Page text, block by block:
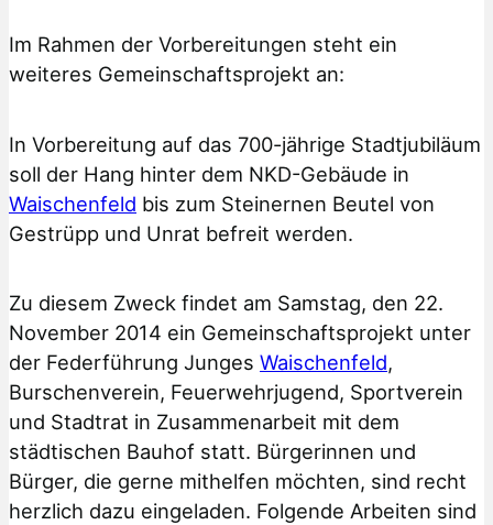
Im Rahmen der Vorbereitungen steht ein
weiteres Gemeinschaftsprojekt an:
In Vorbereitung auf das 700-jährige Stadtjubiläum
soll der Hang hinter dem NKD-Gebäude in
Waischenfeld bis zum Steinernen Beutel von
Gestrüpp und Unrat befreit werden.
Zu diesem Zweck findet am Samstag, den 22.
November 2014 ein Gemeinschaftsprojekt unter
der Federführung Junges Waischenfeld,
Burschenverein, Feuerwehrjugend, Sportverein
und Stadtrat in Zusammenarbeit mit dem
städtischen Bauhof statt. Bürgerinnen und
Bürger, die gerne mithelfen möchten, sind recht
herzlich dazu eingeladen. Folgende Arbeiten sind